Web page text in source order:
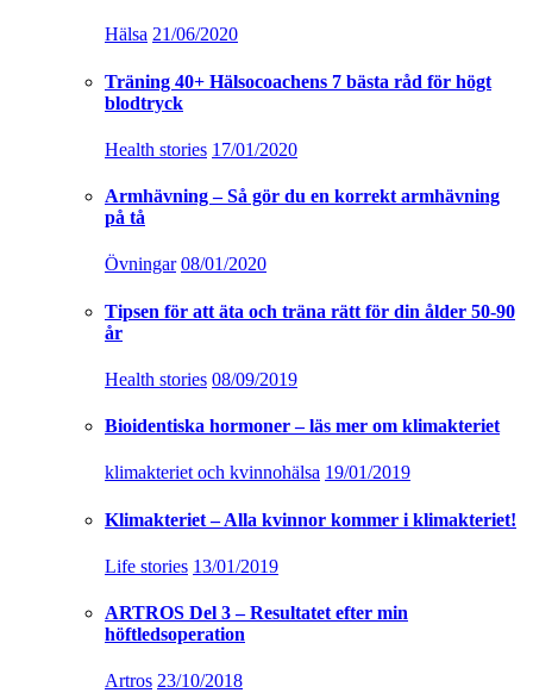
Hälsa 21/06/2020
Träning 40+ Hälsocoachens 7 bästa råd för högt
blodtryck
Health stories 17/01/2020
Armhävning – Så gör du en korrekt armhävning
på tå
Övningar 08/01/2020
Tipsen för att äta och träna rätt för din ålder 50-90
år
Health stories 08/09/2019
Bioidentiska hormoner – läs mer om klimakteriet
klimakteriet och kvinnohälsa 19/01/2019
Klimakteriet – Alla kvinnor kommer i klimakteriet!
Life stories 13/01/2019
ARTROS Del 3 – Resultatet efter min
höftledsoperation
Artros 23/10/2018